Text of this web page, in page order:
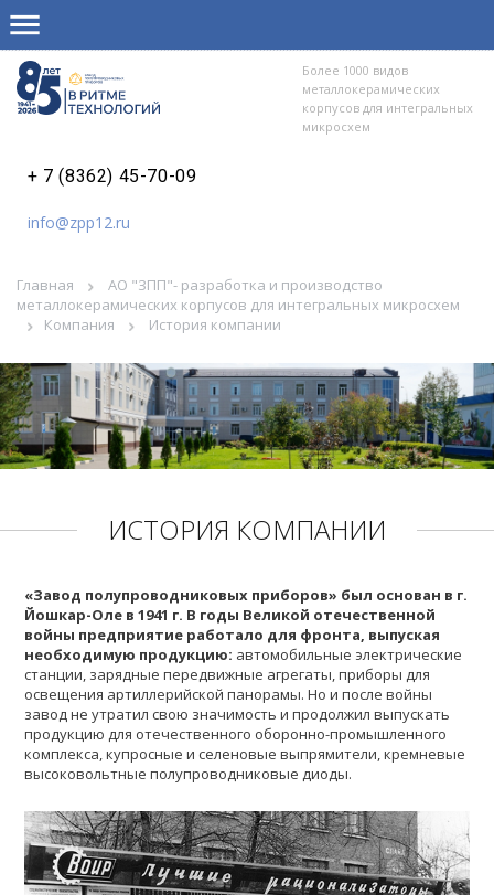
Более 1000 видов
металлокерамических
корпусов для интегральных
микросхем
+ 7 (8362) 45-70-09
info@zpp12.ru
Главная
АО "ЗПП"- разработка и производство
металлокерамических корпусов для интегральных микросхем
Компания
История компании
ИСТОРИЯ КОМПАНИИ
«Завод полупроводниковых приборов» был основан в г.
Йошкар-Оле в 1941 г. В годы Великой отечественной
войны предприятие работало для фронта, выпуская
необходимую продукцию: автомобильные электрические
станции, зарядные передвижные агрегаты, приборы для
освещения артиллерийской панорамы. Но и после войны
завод не утратил свою значимость и продолжил выпускать
продукцию для отечественного оборонно-промышленного
комплекса, купросные и селеновые выпрямители, кремневые
высоковольтные полупроводниковые диоды.